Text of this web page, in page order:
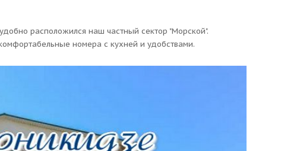
расположился наш частный сектор "Морской".
номера с кухней и удобствами.